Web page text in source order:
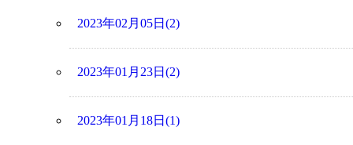
2023年02月05日(2)
2023年01月23日(2)
2023年01月18日(1)